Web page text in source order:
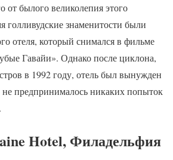
от былого великолепия этого
голливудские знаменитости были
отеля, который снимался в фильме
Гавайи». Однако после циклона,
в 1992 году, отель был вынужден
не предпринималось никаких попыток
Hotel, Филадельфия